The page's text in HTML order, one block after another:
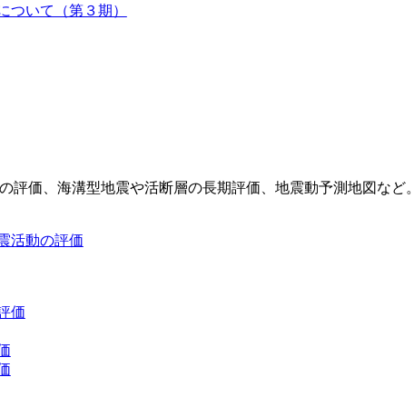
ついて（第３期）
評価、海溝型地震や活断層の長期評価、地震動予測地図など。
活動の評価
価